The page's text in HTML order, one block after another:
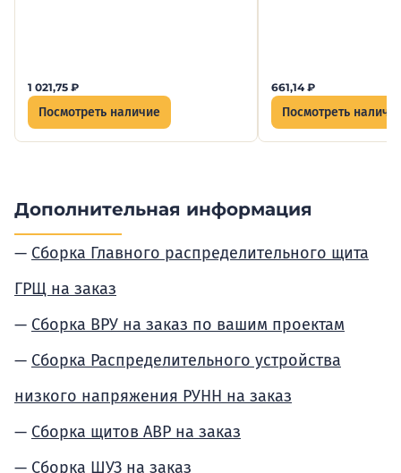
1 021,75 ₽
Посмотреть наличие
661,14₽
Посмотреть
Дополнительная информация
Сборка Главного распределительного щита
ГРЩ на заказ
Сборка ВРУ на заказ по вашим проектам
Сборка Распределительного устройства
низкого напряжения РУНН на заказ
Сборка щитов АВР на заказ
Сборка ШУЗ на заказ